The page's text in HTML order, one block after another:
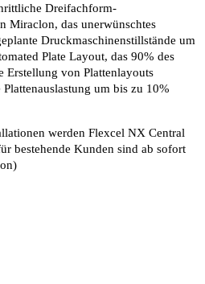
Dreifachform-
Miraclon, das unerwünschtes
Druckmaschinenstillstände um
Plate Layout, das 90% des
Erstellung von Plattenlayouts
um bis zu 10%
werden Flexcel NX Central
bestehende Kunden sind ab sofort